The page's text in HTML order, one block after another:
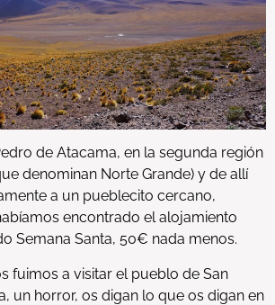
de Atacama, en la segunda región
denominan Norte Grande) y de allí
a un pueblecito cercano,
encontrado el alojamiento
Semana Santa, 50€ nada menos.
fuimos a visitar el pueblo de San
un horror, os digan lo que os digan en